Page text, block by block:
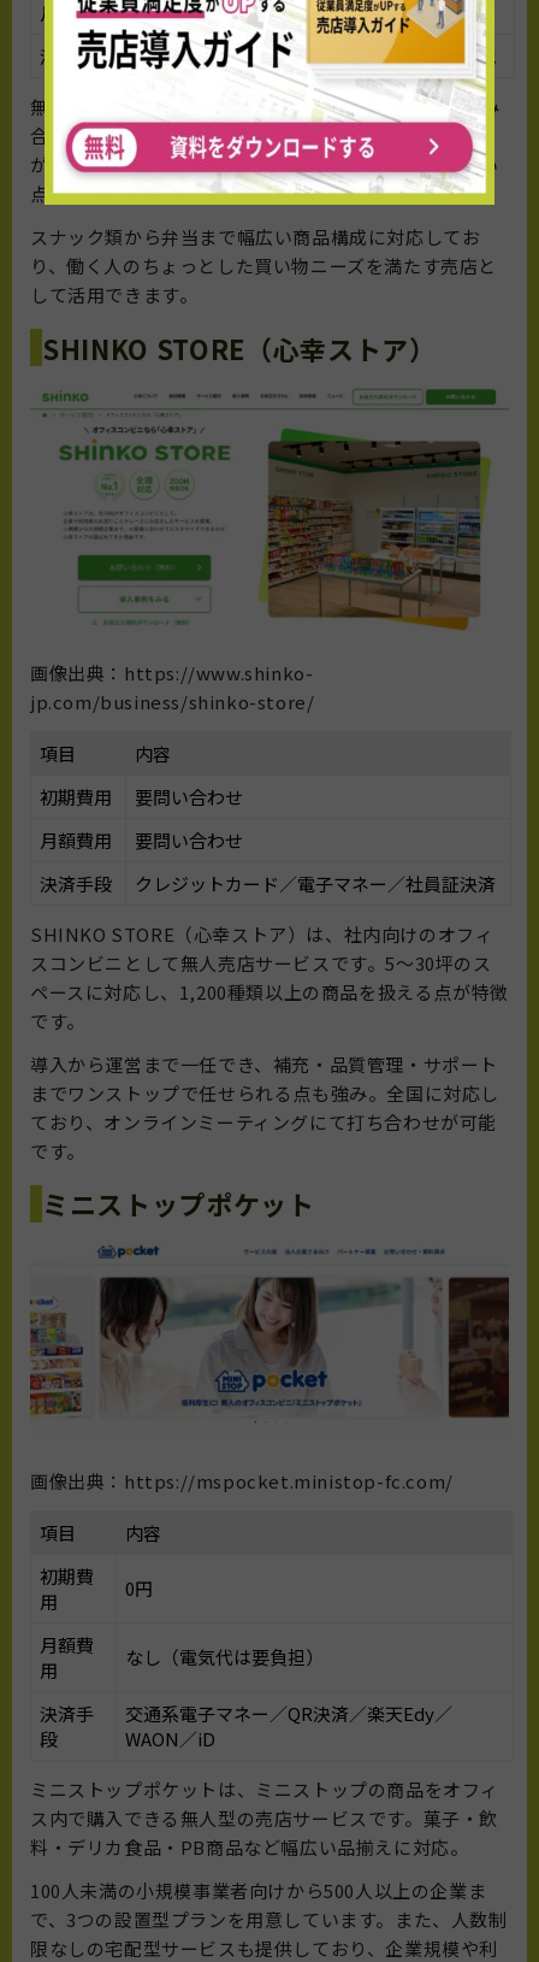
月額費用
要問い合わせ
決済手段
QRコード決済（PayPay・IDなど）、その他
無人売店24は、冷蔵ショーケースと専用決済端末を組み
合わせたオフィスコンビニサービスです。設置スペース
が最小限で済むため、小規模オフィスでも導入しやすい
点が特徴です。
スナック類から弁当まで幅広い商品構成に対応してお
り、働く人のちょっとした買い物ニーズを満たす売店と
して活用できます。
SHINKO STORE（心幸ストア）
画像出典：https://www.shinko-
jp.com/business/shinko-store/
項目
内容
初期費用
要問い合わせ
月額費用
要問い合わせ
決済手段
クレジットカード／電子マネー／社員証決済
SHINKO STORE（心幸ストア）は、社内向けのオフィ
スコンビニとして無人売店サービスです。5〜30坪のス
ペースに対応し、1,200種類以上の商品を扱える点が特徴
です。
導入から運営まで一任でき、補充・品質管理・サポート
までワンストップで任せられる点も強み。全国に対応し
ており、オンラインミーティングにて打ち合わせが可能
です。
ミニストップポケット
画像出典：https://mspocket.ministop-fc.com/
項目
内容
初期費
用
0円
月額費
用
なし（電気代は要負担）
決済手
段
交通系電子マネー／QR決済／楽天Edy／
WAON／iD
ミニストップポケットは、ミニストップの商品をオフィ
ス内で購入できる無人型の売店サービスです。菓子・飲
料・デリカ食品・PB商品など幅広い品揃えに対応。
100人未満の小規模事業者向けから500人以上の企業ま
で、3つの設置型プランを用意しています。また、人数制
限なしの宅配型サービスも提供しており、企業規模や利